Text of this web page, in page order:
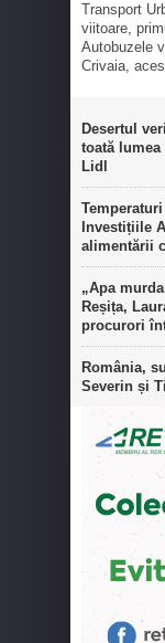
Transport
viitoare,
Autobuzele
Crivaia,
Desertul
toată
Lidl
Investițiile
alimentării
„Apa
Reșița,
procurori
România,
Severin și